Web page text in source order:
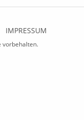
IMPRESSUM
vorbehalten.